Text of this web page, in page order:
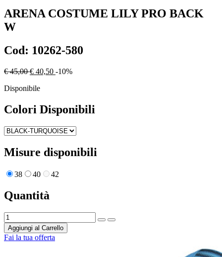
ARENA COSTUME LILY PRO BACK
W
Cod: 10262-580
€ 45,00 € 40,50 -10%
Disponibile
Colori Disponibili
Misure disponibili
38 40 42
Quantità
Aggiungi al Carrello
Fai la tua offerta